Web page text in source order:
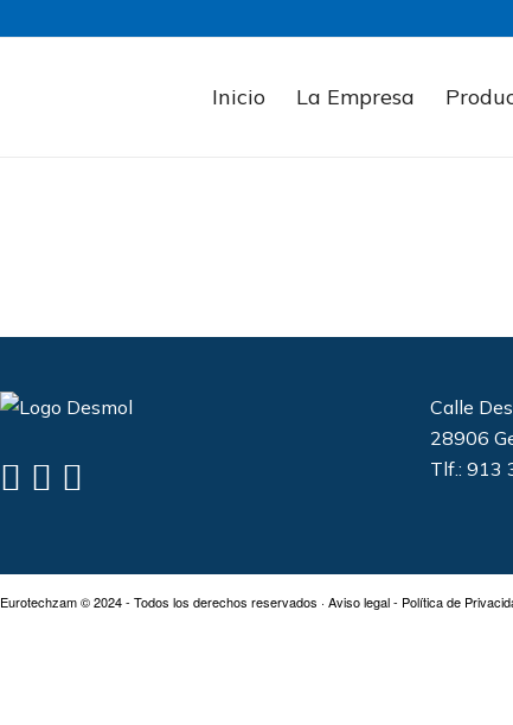
Inicio La Empresa
Calle
28906
Tlf.: 913
Eurotechzam © 2024 - Todos los derechos reservados · Aviso legal- Política de